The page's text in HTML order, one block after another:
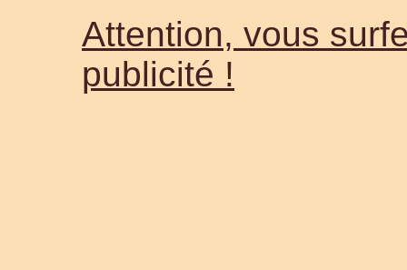
Attention, vous
publicité !